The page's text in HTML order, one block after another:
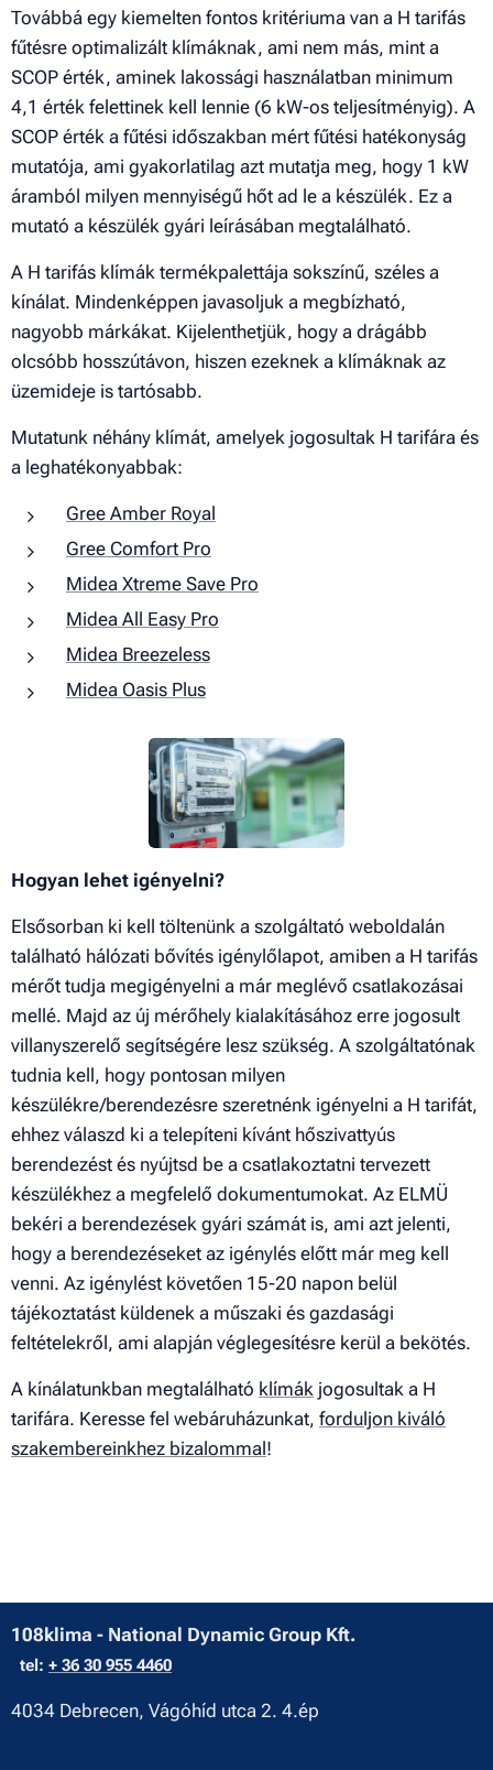
Továbbá egy kiemelten fontos kritériuma van a H tarifás
fűtésre optimalizált klímáknak, ami nem más, mint a
SCOP érték, aminek lakossági használatban minimum
4,1 érték felettinek kell lennie (6 kW-os teljesítményig). A
SCOP érték a fűtési időszakban mért fűtési hatékonyság
mutatója, ami gyakorlatilag azt mutatja meg, hogy 1 kW
áramból milyen mennyiségű hőt ad le a készülék. Ez a
mutató a készülék gyári leírásában megtalálható.
A H tarifás klímák termékpalettája sokszínű, széles a
kínálat. Mindenképpen javasoljuk a megbízható,
nagyobb márkákat. Kijelenthetjük, hogy a drágább
olcsóbb hosszútávon, hiszen ezeknek a klímáknak az
üzemideje is tartósabb.
Mutatunk néhány klímát, amelyek jogosultak H tarifára és
a leghatékonyabbak:
Gree Amber Royal
Gree Comfort Pro
Midea Xtreme Save Pro
Midea All Easy Pro
Midea Breezeless
Midea Oasis Plus
Hogyan lehet igényelni?
Elsősorban ki kell töltenünk a szolgáltató weboldalán
található hálózati bővítés igénylőlapot, amiben a H tarifás
mérőt tudja megigényelni a már meglévő csatlakozásai
mellé. Majd az új mérőhely kialakításához erre jogosult
villanyszerelő segítségére lesz szükség. A szolgáltatónak
tudnia kell, hogy pontosan milyen
készülékre/berendezésre szeretnénk igényelni a H tarifát,
ehhez válaszd ki a telepíteni kívánt hőszivattyús
berendezést és nyújtsd be a csatlakoztatni tervezett
készülékhez a megfelelő dokumentumokat. Az ELMÜ
bekéri a berendezések gyári számát is, ami azt jelenti,
hogy a berendezéseket az igénylés előtt már meg kell
venni. Az igénylést követően 15-20 napon belül
tájékoztatást küldenek a műszaki és gazdasági
feltételekről, ami alapján véglegesítésre kerül a bekötés.
A kínálatunkban megtalálható klímák jogosultak a H
tarifára. Keresse fel webáruházunkat, forduljon kiváló
szakembereinkhez bizalommal!
108klima - National Dynamic Group Kft.
tel: + 36 30 955 4460
4034 Debrecen, Vágóhíd utca 2. 4.ép